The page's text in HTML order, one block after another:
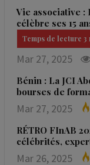
Vie associative :
célèbre ses 15
Mar 27, 2025
Bénin : La JCI
bourses de
Mar 27, 2025
RÉTRO FInAB
célébrités,
Mar 26, 2025